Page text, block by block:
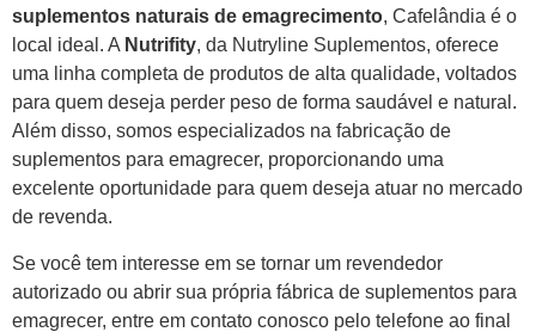
suplementos naturais de emagrecimento, Cafelândia é o
local ideal. A Nutrifity, da Nutryline Suplementos, oferece
uma linha completa de produtos de alta qualidade, voltados
para quem deseja perder peso de forma saudável e natural.
Além disso, somos especializados na fabricação de
suplementos para emagrecer, proporcionando uma
excelente oportunidade para quem deseja atuar no mercado
de revenda.
Se você tem interesse em se tornar um revendedor
autorizado ou abrir sua própria fábrica de suplementos para
emagrecer, entre em contato conosco pelo telefone ao final